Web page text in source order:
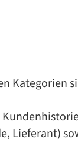
Kategorien
Lieferant)